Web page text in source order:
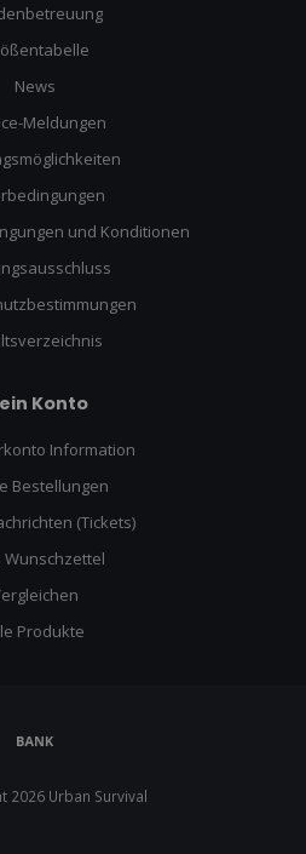
News
Meldungen
und Konditionen
Konto
Information
Bestellungen
(Tickets)
Wunschzettel
Produkte
2026 Urban Survival